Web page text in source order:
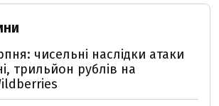
чисельні наслідки атаки
трильйон рублів на